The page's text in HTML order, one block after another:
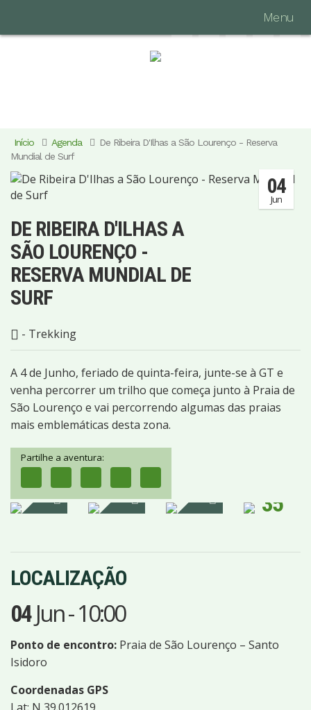
Menu
Início Agenda
De Ribeira D'Ilhas a São Lourenço - Reserva
Mundial de Surf
DE RIBEIRA D'ILHAS A
SÃO LOURENÇO -
RESERVA MUNDIAL DE
SURF
04
Jun
- Trekking
A 4 de Junho, feriado de quinta-feira, junte-se à GT e
venha percorrer um trilho que começa junto à Praia de
São Lourenço e vai percorrendo algumas das praias
mais emblemáticas desta zona.
Partilhe a aventura:
35
LOCALIZAÇÃO
04 Jun-10:00
Ponto de encontro: Praia de São Lourenço – Santo
Isidoro
Coordenadas GPS